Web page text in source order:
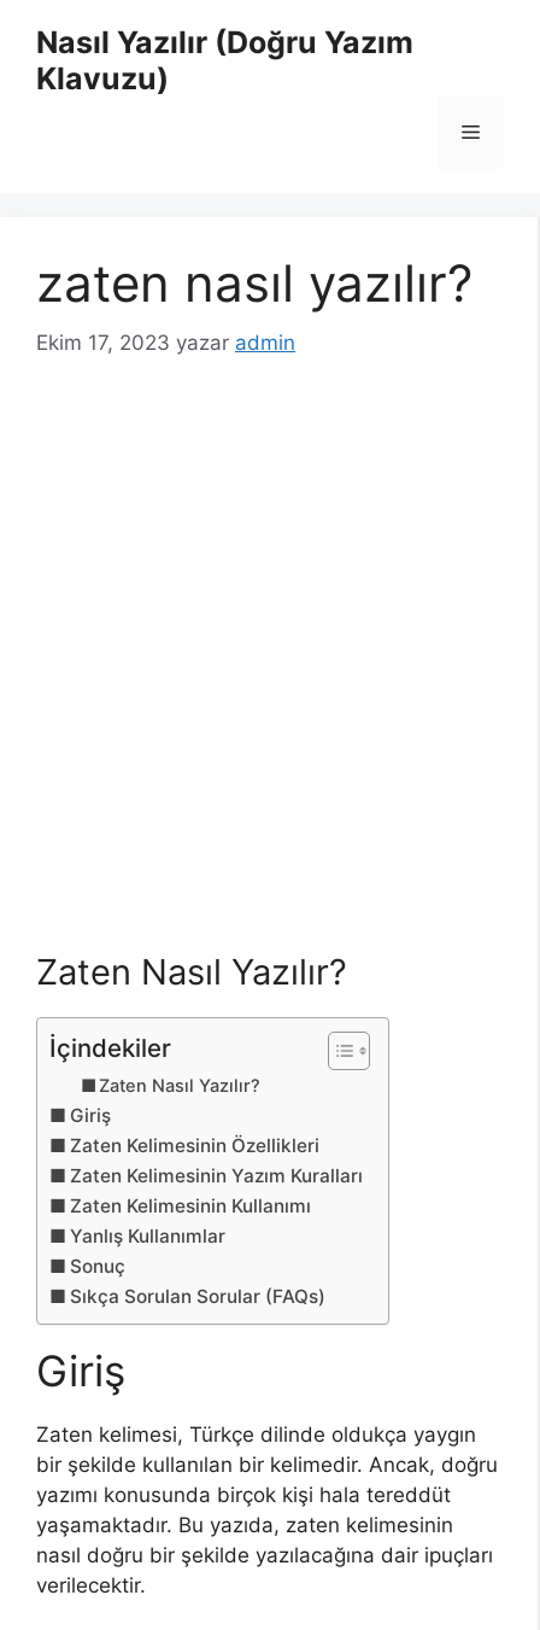
Nasıl Yazılır (Doğru Yazım
Klavuzu)
Menü
zaten nasıl yazılır?
Ekim 17, 2023 yazar admin
Zaten Nasıl Yazılır?
İçindekiler
Zaten Nasıl Yazılır?
Giriş
Zaten Kelimesinin Özellikleri
Zaten Kelimesinin Yazım Kuralları
Zaten Kelimesinin Kullanımı
Yanlış Kullanımlar
Sonuç
Sıkça Sorulan Sorular (FAQs)
Giriş
Zaten kelimesi, Türkçe dilinde oldukça yaygın
bir şekilde kullanılan bir kelimedir. Ancak, doğru
yazımı konusunda birçok kişi hala tereddüt
yaşamaktadır. Bu yazıda, zaten kelimesinin
nasıl doğru bir şekilde yazılacağına dair ipuçları
verilecektir.